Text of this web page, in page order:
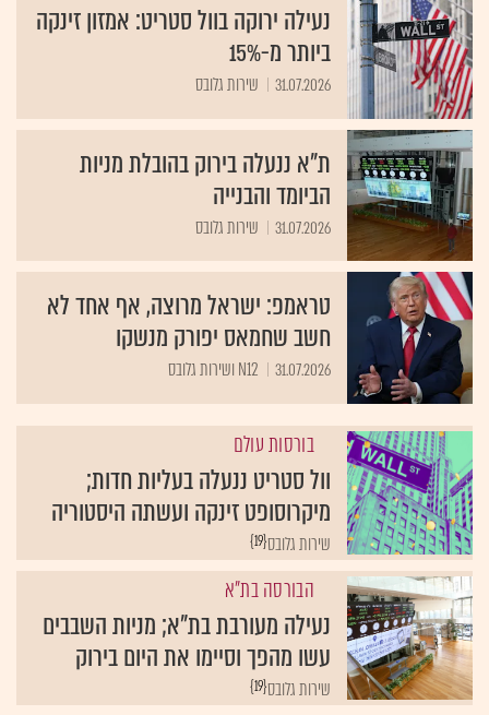
נעילה ירוקה בוול סטריט: אמזון זינקה
ביותר מ-15%
31.07.2026 שירות גלובס
ת"א ננעלה בירוק בהובלת מניות
הביומד והבנייה
31.07.2026 שירות גלובס
טראמפ: ישראל מרוצה, אף אחד לא
חשב שחמאס יפורק מנשקו
31.07.2026 N12 ושירות גלובס
בורסות עולם
וול סטריט ננעלה בעליות חדות;
מיקרוסופט זינקה ועשתה היסטוריה
{19}שירות גלובס
הבורסה בת"א
נעילה מעורבת בת"א; מניות השבבים
עשו מהפך וסיימו את היום בירוק
{19}שירות גלובס